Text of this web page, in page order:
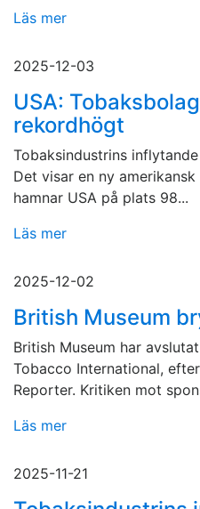
Läs mer
2025-12-03
USA:
rekordhögt
Tobaksindustrins
Det visar en ny
hamnar USA på plats 98...
Läs mer
2025-12-02
British Museum
British Museum har
Tobacco International,
Reporter. Kritiken mot
Läs mer
2025-11-21